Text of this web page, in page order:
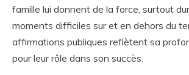
famille lui donnent de la force, surtout
moments difficiles sur et en dehors du
affirmations publiques reflètent sa
pour leur rôle dans son succès.